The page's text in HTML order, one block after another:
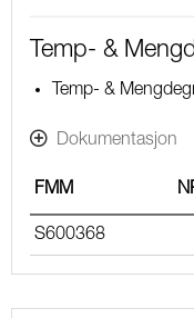
Temp- &
Temp- &
Dokumentasjon
FMM
S600368